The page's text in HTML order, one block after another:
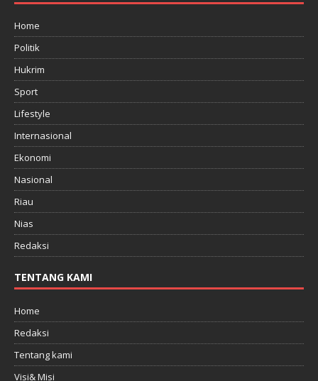
Home
Politik
Hukrim
Sport
Lifestyle
Internasional
Ekonomi
Nasional
Riau
Nias
Redaksi
TENTANG KAMI
Home
Redaksi
Tentang kami
Visi& Misi